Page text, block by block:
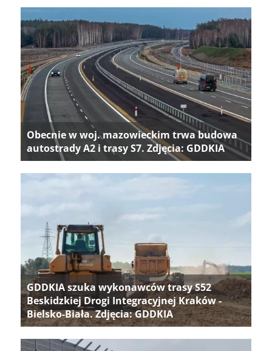
Obecnie w woj. mazowieckim trwa budowa
autostrady A2 i trasy S7. Zdjęcia: GDDKIA
GDDKIA szuka wykonawców trasy S52
Beskidzkiej Drogi Integracyjnej Kraków -
Bielsko-Biała. Zdjęcia: GDDKIA